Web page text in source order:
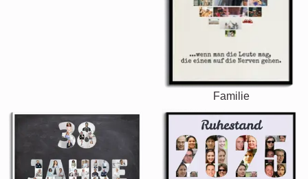
Familie